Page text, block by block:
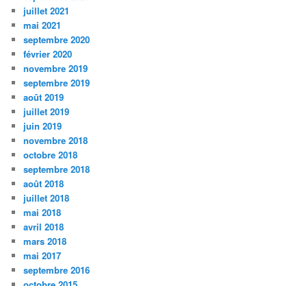
juillet 2021
mai 2021
septembre 2020
février 2020
novembre 2019
septembre 2019
août 2019
juillet 2019
juin 2019
novembre 2018
octobre 2018
septembre 2018
août 2018
juillet 2018
mai 2018
avril 2018
mars 2018
mai 2017
septembre 2016